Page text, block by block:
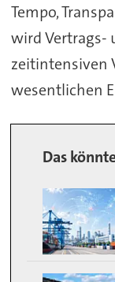
Tempo,
wird Vertrags-
zeitintensiven
wesentlichen
Das